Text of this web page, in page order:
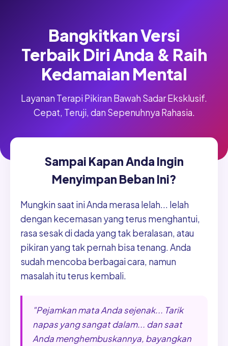
Bangkitkan Versi
Terbaik Diri Anda & Raih
Kedamaian Mental
Layanan Terapi Pikiran Bawah Sadar Eksklusif.
Cepat, Teruji, dan Sepenuhnya Rahasia.
Sampai Kapan Anda Ingin
Menyimpan Beban Ini?
Mungkin saat ini Anda merasa lelah... lelah
dengan kecemasan yang terus menghantui,
rasa sesak di dada yang tak beralasan, atau
pikiran yang tak pernah bisa tenang. Anda
sudah mencoba berbagai cara, namun
masalah itu terus kembali.
"Pejamkan mata Anda sejenak... Tarik
napas yang sangat dalam... dan saat
Anda menghembuskannya, bayangkan